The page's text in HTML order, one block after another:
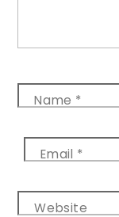
Name *
Email *
Website